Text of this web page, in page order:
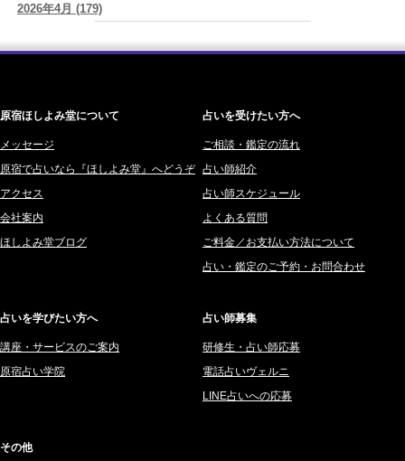
2026/08/05
もの特性 (美月マーシャ)
Luru)
赤羽うさぎ (341)
橘メルロ (7)
鈴喜みわこ (8)
鯖ノ実 ソニン (19)
愛音ソナタ (16)
紫村 明世 (34)
桜望巴千 (270)
2026年4月 (179)
2025年12月 (201)
2025年11月 (252)
2025年10月 (242)
2025年9月 (196)
2025年8月 (182)
2025年7月 (192)
2024年12月 (57)
原宿ほしよみ堂について
メッセージ
原宿で占いなら『ほしよみ堂』へどうぞ
アクセス
会社案内
ほしよみ堂ブログ
占いを受けたい方へ
ご相談・鑑定の流れ
占い師紹介
占い師スケジュール
よくある質問
ご料金／お支払い方法について
占い・鑑定のご予約・お問合わせ
占いを学びたい方へ
講座・サービスのご案内
原宿占い学院
占い師募集
研修生・占い師応募
電話占いヴェルニ
LINE占いへの応募
その他